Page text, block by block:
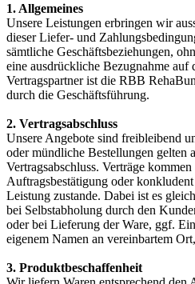
1. Allgemeines
Unsere Leistungen erbringen wir
dieser Liefer- und
sämtliche Geschäftsbeziehungen,
eine ausdrückliche Bezugnahme auf
Vertragspartner ist die RBB
durch die Geschäftsführung.
2. Vertragsabschluss
Unsere Angebote sind freibleibend
oder mündliche Bestellungen gelten
Vertragsabschluss. Verträge
Auftragsbestätigung oder
Leistung zustande. Dabei ist es
bei Selbstabholung durch den
oder bei Lieferung der Ware, ggf.
eigenem Namen an vereinbartem
3. Produktbeschaffenheit